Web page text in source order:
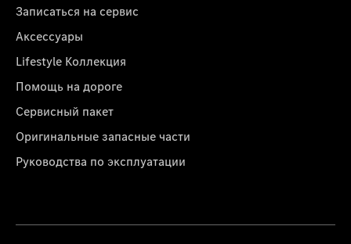
Записаться на сервис
Аксессуары
Lifestyle Коллекция
Помощь на дороге
Сервисный пакет
Оригинальные запасные части
Руководства по эксплуатации